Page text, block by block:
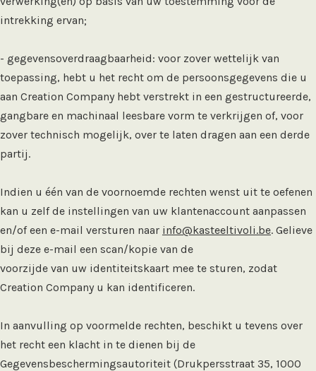
intrekking ervan;
- gegevensoverdraagbaarheid: voor zover wettelijk van
toepassing, hebt u het recht om de persoonsgegevens die u
aan Creation Company hebt verstrekt in een gestructureerde,
gangbare en machinaal leesbare vorm te verkrijgen of, voor
zover technisch mogelijk, over te laten dragen aan een derde
partij.
Indien u één van de voornoemde rechten wenst uit te oefenen
kan u zelf de instellingen van uw klantenaccount aanpassen
en/of een e-mail versturen naar info@kasteeltivoli.be. Gelieve
bij deze e-mail een scan/kopie van de
voorzijde van uw identiteitskaart mee te sturen, zodat
Creation Company u kan identificeren.
In aanvulling op voormelde rechten, beschikt u tevens over
het recht een klacht in te dienen bij de
Gegevensbeschermingsautoriteit (Drukpersstraat 35, 1000